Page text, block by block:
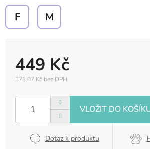
449 Kč
371,07 Kč bez DPH
cena:
Dotaz k produktu
F M